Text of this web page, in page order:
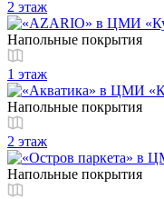
2 этаж
Напольные покрытия
1 этаж
Напольные покрытия
2 этаж
Напольные покрытия